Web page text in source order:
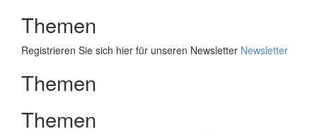
Themen
Registrieren Sie sich hier für unseren Newsletter Newsletter
Themen
Themen